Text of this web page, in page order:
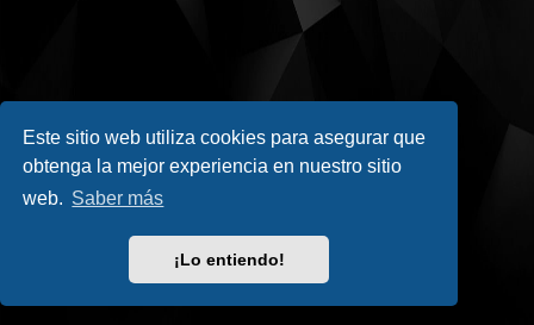
Este sitio web utiliza cookies para asegurar que
obtenga la mejor experiencia en nuestro sitio
web. Saber más
¡Lo entiendo!